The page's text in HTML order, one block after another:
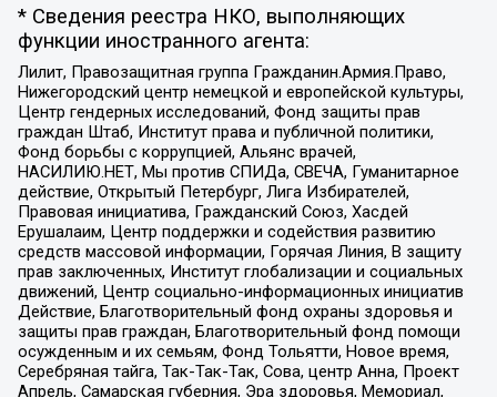
* Сведения реестра НКО, выполняющих
функции иностранного агента:
Лилит, Правозащитная группа Гражданин.Армия.Право,
Нижегородский центр немецкой и европейской культуры,
Центр гендерных исследований, Фонд защиты прав
граждан Штаб, Институт права и публичной политики,
Фонд борьбы с коррупцией, Альянс врачей,
НАСИЛИЮ.НЕТ, Мы против СПИДа, СВЕЧА, Гуманитарное
действие, Открытый Петербург, Лига Избирателей,
Правовая инициатива, Гражданский Союз, Хасдей
Ерушалаим, Центр поддержки и содействия развитию
средств массовой информации, Горячая Линия, В защиту
прав заключенных, Институт глобализации и социальных
движений, Центр социально-информационных инициатив
Действие, Благотворительный фонд охраны здоровья и
защиты прав граждан, Благотворительный фонд помощи
осужденным и их семьям, Фонд Тольятти, Новое время,
Серебряная тайга, Так-Так-Так, Сова, центр Анна, Проект
Апрель, Самарская губерния, Эра здоровья, Мемориал,